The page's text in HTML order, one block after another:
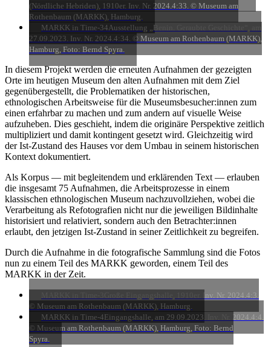
(Nördliche Hebriden), 1910er. Inv. Nr. 2024.4:33. © Museum am
Rothenbaum (MARKK), Hamburg.
MARKK in Time-34Ausstellung „Benin. Geraubte Geschichte“, am
27.09.2023. Inv. Nr. 2024.4:34. © Museum am Rothenbaum (MARKK),
Hamburg, Foto: Bernd Spyra.
In diesem Projekt werden die erneuten Aufnahmen der gezeigten
Orte im heutigen Museum den alten Aufnahmen mit dem Ziel
gegenübergestellt, die Problematiken der historischen,
ethnologischen Arbeitsweise für die Museumsbesucher:innen zum
einen erfahrbar zu machen und zum andern auf visuelle Weise
aufzuheben. Dies geschieht, indem die originäre Perspektive zeitlich
multipliziert und damit kontingent gesetzt wird. Gleichzeitig wird
der Ist-Zustand des Hauses vor dem Umbau in seinem historischen
Kontext dokumentiert.
Als Korpus — mit begleitendem und erklärenden Text — erlauben
die insgesamt 75 Aufnahmen, die Arbeitsprozesse in einem
klassischen ethnologischen Museum nachzuvollziehen, wobei die
Verarbeitung als Refotografien nicht nur die jeweiligen Bildinhalte
historisiert und relativiert, sondern auch den Betrachter:innen
erlaubt, den jetzigen Ist-Zustand in seiner Zeitlichkeit zu begreifen.
Durch die Aufnahme in die fotografische Sammlung sind die Fotos
nun zu einem Teil des MARKK geworden, einem Teil des
MARKK in der Zeit.
Große Eingangshalle, 1910er. Inv. Nr. 2024.4:3.
© Museum am Rothenbaum (MARKK), Hamburg.
MARKK in Time-4Eingangshalle, am 29.09.2023. Inv. Nr. 2024.4:4.
© Museum am Rothenbaum (MARKK), Hamburg, Foto: Bernd
Spyra.